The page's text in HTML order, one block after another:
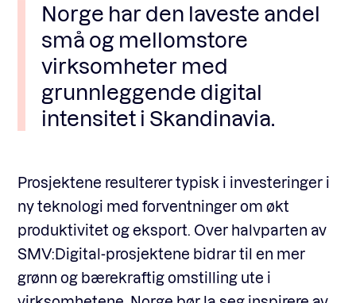
Norge har den laveste andel
små og mellomstore
virksomheter med
grunnleggende digital
intensitet i Skandinavia.
Prosjektene resulterer typisk i investeringer i
ny teknologi med forventninger om økt
produktivitet og eksport. Over halvparten av
SMV:Digital-prosjektene bidrar til en mer
grønn og bærekraftig omstilling ute i